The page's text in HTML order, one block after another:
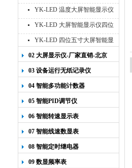
仪
YK-LED 温度大屏智能显示仪
四位十寸
YK-LED 大屏智能显示仪四位
八寸
YK-LED 四位五寸大屏智能显
示仪
02 大屏显示仪-厂家直销-北京
宇科泰吉
03 设备运行无纸记录仪
04 智能多功能计数器
05 智能PID调节仪
06 智能转速显示表
07 智能线速数显表
08 智能定时继电器
09 数显频率表